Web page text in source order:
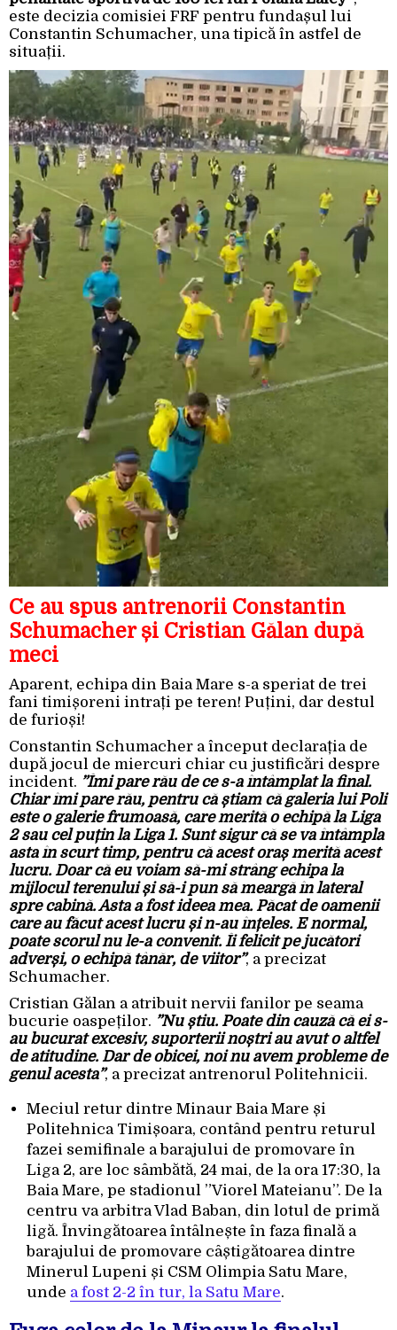
este decizia comisiei FRF pentru fundașul lui
Constantin Schumacher, una tipică în astfel de
situații.
Ce au spus antrenorii Constantin
Schumacher și Cristian Gălan după
meci
Aparent, echipa din Baia Mare s-a speriat de trei
fani timișoreni intrați pe teren! Puțini, dar destul
de furioși!
Constantin Schumacher a început declarația de
după jocul de miercuri chiar cu justificări despre
incident. ”Îmi pare rău de ce s-a întâmplat la final.
Chiar îmi pare rău, pentru că știam că galeria lui Poli
este o galerie frumoasă, care merită o echipă la Liga
2 sau cel puțin la Liga 1. Sunt sigur că se va întâmpla
asta în scurt timp, pentru că acest oraș merită acest
lucru. Doar că eu voiam să-mi strâng echipa la
mijlocul terenului și să-i pun să meargă în lateral
spre cabină. Asta a fost ideea mea. Păcat de oamenii
care au făcut acest lucru și n-au înțeles. E normal,
poate scorul nu le-a convenit. Îi felicit pe jucători
adverși, o echipă tânăr, de viitor”, a precizat
Schumacher.
Cristian Gălan a atribuit nervii fanilor pe seama
bucurie oaspeților. ”Nu știu. Poate din cauză că ei s-
au bucurat excesiv, suporterii noștri au avut o altfel
de atitudine. Dar de obicei, noi nu avem probleme de
genul acesta”, a precizat antrenorul Politehnicii.
Meciul retur dintre Minaur Baia Mare și
Politehnica Timișoara, contând pentru returul
fazei semifinale a barajului de promovare în
Liga 2, are loc sâmbătă, 24 mai, de la ora 17:30, la
Baia Mare, pe stadionul ”Viorel Mateianu”. De la
centru va arbitra Vlad Baban, din lotul de primă
ligă. Învingătoarea întâlnește în faza finală a
barajului de promovare câștigătoarea dintre
Minerul Lupeni și CSM Olimpia Satu Mare,
unde a fost 2-2 în tur, la Satu Mare.